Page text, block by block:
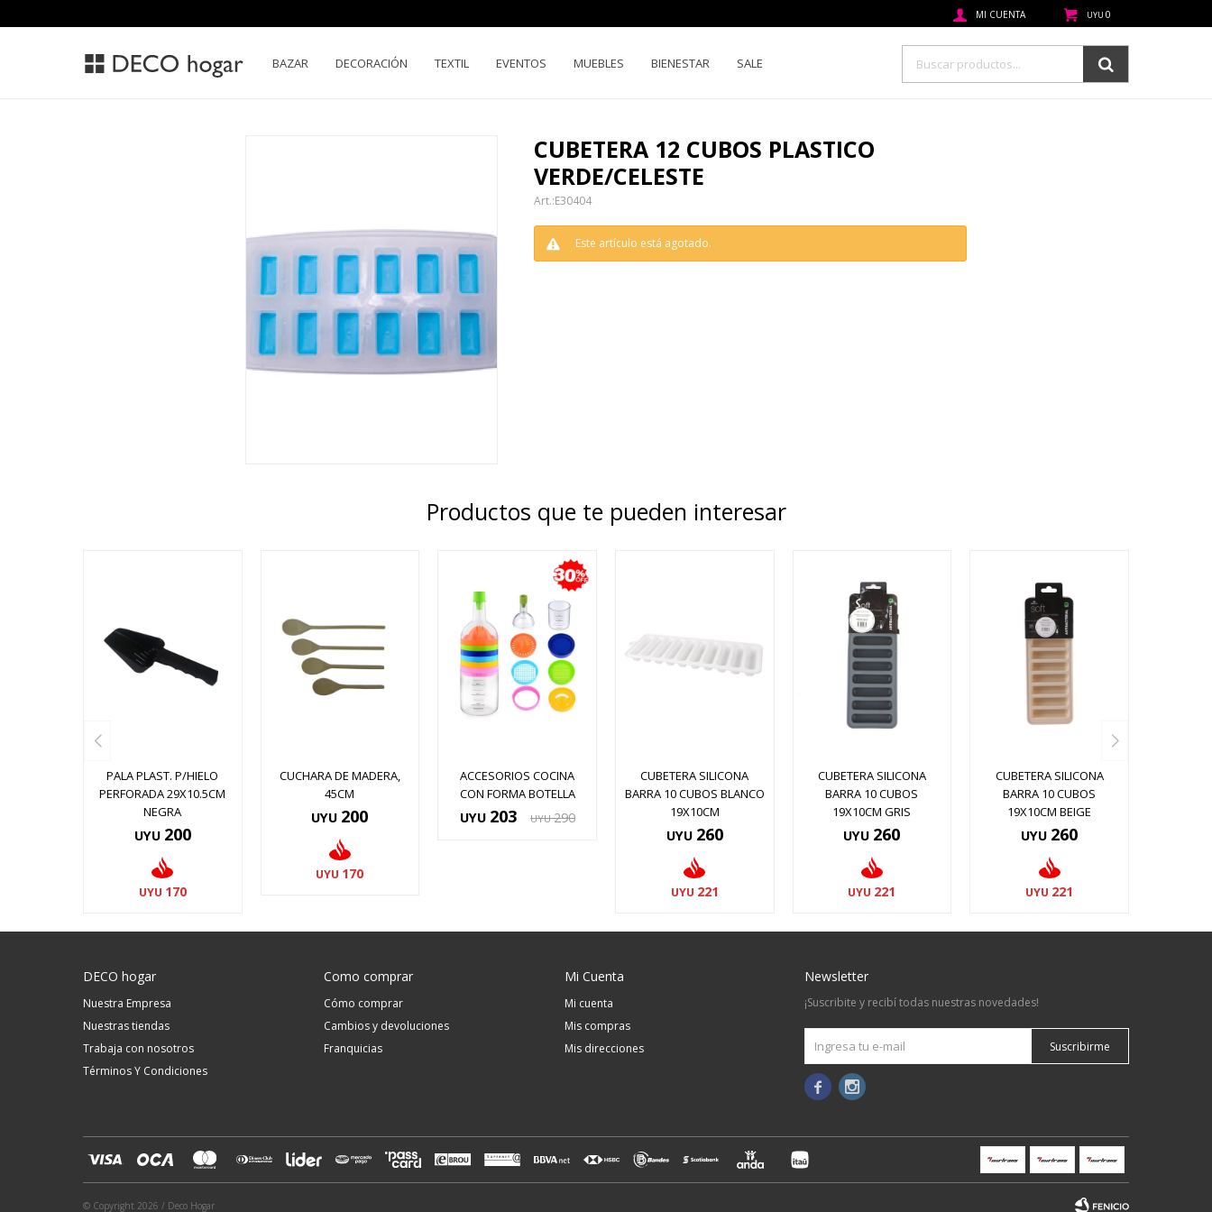
BAZAR DECORACIÓN TEXTIL EVENTOS MUEBLES BIENESTAR SALE
UYU 0
CUBETERA 12 CUBOS PLASTICO
VERDE/CELESTE
E30404
Este artículo está agotado.
Productos que te pueden interesar
PALA PLAST. P/HIELO
PERFORADA 29X10.5CM
NEGRA
UYU 200
UYU 170
CUCHARA DE MADERA,
45CM
UYU 200
UYU 170
ACCESORIOS COCINA
CON FORMA BOTELLA
UYU 203 UYU 290
CUBETERA SILICONA
BARRA 10 CUBOS BLANCO
19X10CM
UYU 260
UYU 221
CUBETERA SILICONA
BARRA 10 CUBOS
19X10CM GRIS
UYU 260
UYU 221
CUBETERA SILICONA
BARRA 10 CUBOS
19X10CM BEIGE
UYU 260
UYU 221
DECO hogar
Nuestra Empresa
Nuestras tiendas
Trabaja con nosotros
Términos Y Condiciones
Como comprar
Cómo comprar
Cambios y devoluciones
Franquicias
Mi Cuenta
Mi cuenta
Mis compras
Mis direcciones
Newsletter
¡Suscribite y recibí todas nuestras novedades!
Suscribirme
 
© Copyright 2026 / Deco Hogar